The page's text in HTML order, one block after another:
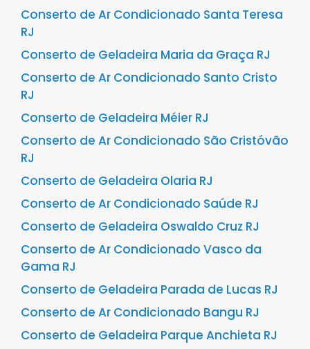
Conserto de Ar Condicionado Santa Teresa
RJ
Conserto de Geladeira Maria da Graça RJ
Conserto de Ar Condicionado Santo Cristo
RJ
Conserto de Geladeira Méier RJ
Conserto de Ar Condicionado São Cristóvão
RJ
Conserto de Geladeira Olaria RJ
Conserto de Ar Condicionado Saúde RJ
Conserto de Geladeira Oswaldo Cruz RJ
Conserto de Ar Condicionado Vasco da
Gama RJ
Conserto de Geladeira Parada de Lucas RJ
Conserto de Ar Condicionado Bangu RJ
Conserto de Geladeira Parque Anchieta RJ